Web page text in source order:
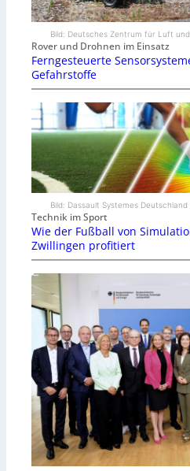
Bild: Deutsches Zentrum für Luft
Rover und Drohnen im Einsatz
Ferngesteuerte
Gefahrstoffe
Bild: Dassault Systemes Deutschland
Technik im Sport
Wie der Fußball von
Zwillingen profitiert